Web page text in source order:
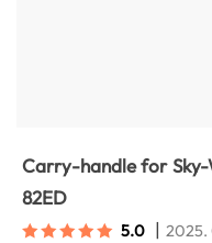
Carry-handle for Sky-
82ED
5.0 | 2025.